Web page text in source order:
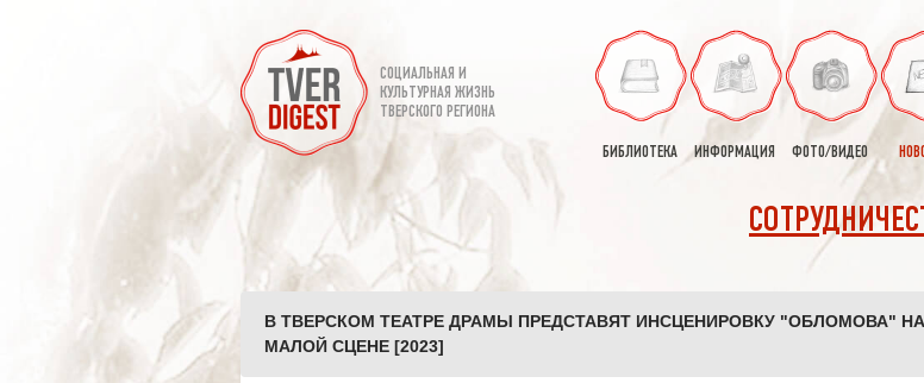
СОЦИАЛЬНАЯ И
КУЛЬТУРНАЯ ЖИЗНЬ
ТВЕРСКОГО РЕГИОНА
БИБЛИОТЕКА ИНФОРМАЦИЯ ФОТО/ВИДЕО
В ТВЕРСКОМ ТЕАТРЕ ДРАМЫ ПРЕДСТАВЯТ ИНСЦЕНИРОВКУ "ОБЛОМОВА" НА
МАЛОЙ СЦЕНЕ [2023]